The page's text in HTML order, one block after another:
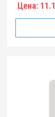
Цена: